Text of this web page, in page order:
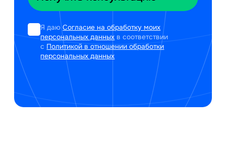
Я даюСогласие на обработку моих
персональных данных в соответствии
с Политикой в отношении обработки
персональных данных